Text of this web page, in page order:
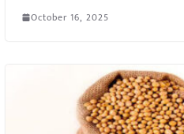
October 16, 2025